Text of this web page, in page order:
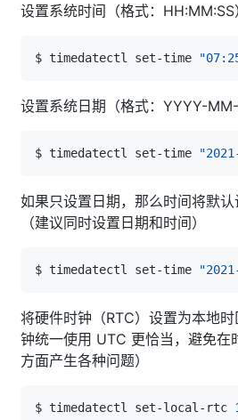
设置系统时间（格式：HH:MM:SS
$ timedatectl set-time
设置系统日期（格式：YYYY-MM-
$ timedatectl set-time
如果只设置日期，那么时间将默
（建议同时设置日期和时间）
$ timedatectl set-time
将硬件时钟（RTC）设置为本地
钟统一使用 UTC 更恰当，避免在
方面产生各种问题）
$ timedatectl set-local-rtc